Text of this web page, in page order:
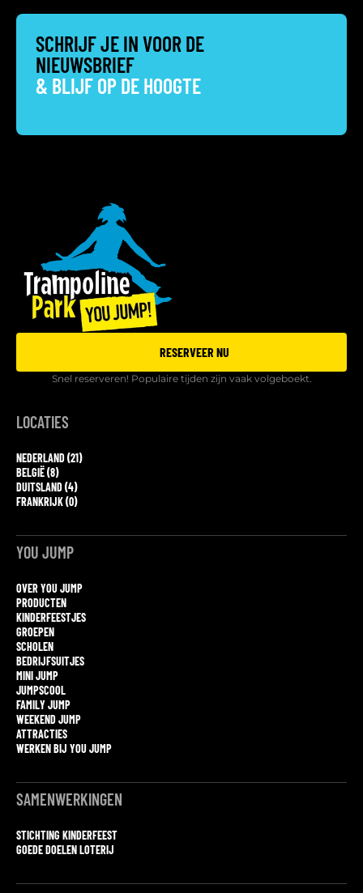
SCHRIJF JE IN VOOR DE
NIEUWSBRIEF
& BLIJF OP DE HOOGTE
RESERVEER NU
Snel reserveren! Populaire tijden zijn vaak volgeboekt.
LOCATIES
NEDERLAND (21)
BELGIË (8)
DUITSLAND (4)
FRANKRIJK (0)
YOU JUMP
OVER YOU JUMP
PRODUCTEN
KINDERFEESTJES
GROEPEN
SCHOLEN
BEDRIJFSUITJES
MINI JUMP
JUMPSCOOL
FAMILY JUMP
WEEKEND JUMP
ATTRACTIES
WERKEN BIJ YOU JUMP
SAMENWERKINGEN
STICHTING KINDERFEEST
GOEDE DOELEN LOTERIJ